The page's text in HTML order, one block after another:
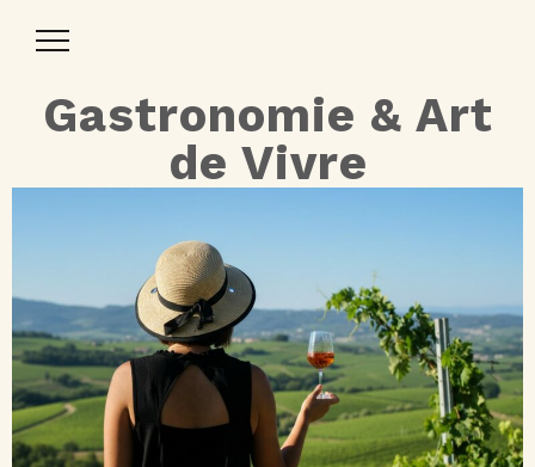
Toggle
Gastronomie & Art
de Vivre